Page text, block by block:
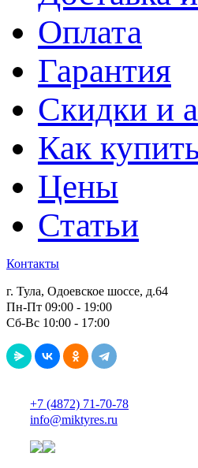
Оплата
Гарантия
Скидки и
Как
Цены
Статьи
Контакты
г. Тула, Одоевское шоссе, д.64
Пн-Пт 09:00 - 19:00
Сб-Вс 10:00 - 17:00
+7 (4872) 71-70-78
info@miktyres.ru